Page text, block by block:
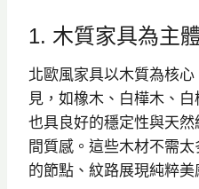
1. 木質家具為主
北歐風家具以木質為核心
見，如橡木、白樺木、
也具良好的穩定性與天
間質感。這些木材不需
的節點、紋路展現純粹美